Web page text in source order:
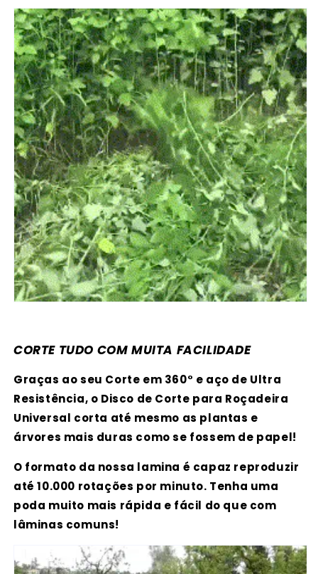
CORTE TUDO COM MUITA FACILIDADE
Graças ao seu Corte em 360° e aço de Ultra
Resistência, o Disco de Corte para Roçadeira
Universal corta até mesmo as plantas e
árvores mais duras como se fossem de papel!
O formato da nossa lamina é capaz reproduzir
até 10.000 rotações por minuto. Tenha uma
poda muito mais rápida e fácil do que com
lâminas comuns!